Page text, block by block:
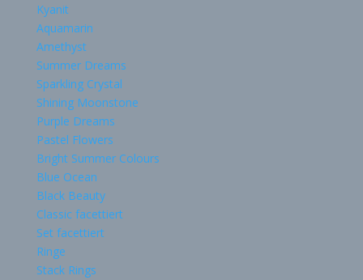
Kyanit
Aquamarin
Amethyst
Summer Dreams
Sparkling Crystal
Shining Moonstone
Purple Dreams
Pastel Flowers
Bright Summer Colours
Blue Ocean
Black Beauty
Classic facettiert
Set facettiert
Ringe
Stack Rings